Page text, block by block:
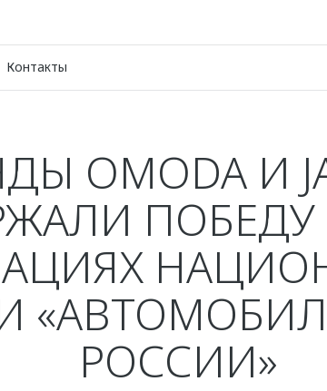
Контакты
OMODA И
ПОБЕДУ
РОССИИ»